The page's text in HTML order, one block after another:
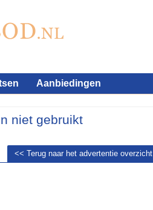
Aanbiedingen
niet gebruikt
<< Terug naar het advertentie overzicht